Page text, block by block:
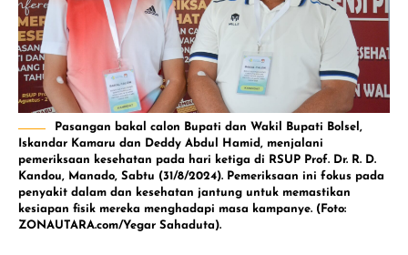
Pasangan bakal calon Bupati dan Wakil Bupati Bolsel,
Iskandar Kamaru dan Deddy Abdul Hamid, menjalani
pemeriksaan kesehatan pada hari ketiga di RSUP Prof. Dr. R. D.
Kandou, Manado, Sabtu (31/8/2024). Pemeriksaan ini fokus pada
penyakit dalam dan kesehatan jantung untuk memastikan
kesiapan fisik mereka menghadapi masa kampanye. (Foto:
ZONAUTARA.com/Yegar Sahaduta).